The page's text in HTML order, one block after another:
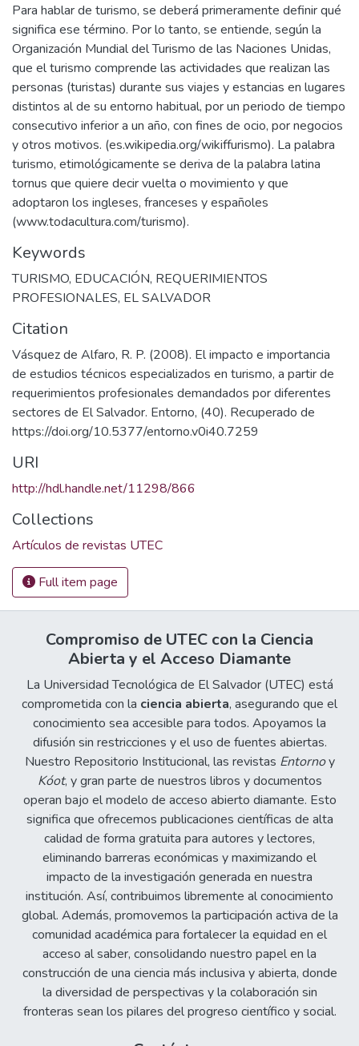
Para hablar de turismo, se deberá primeramente definir qué
significa ese término. Por lo tanto, se entiende, según la
Organización Mundial del Turismo de las Naciones Unidas,
que el turismo comprende las actividades que realizan las
personas (turistas) durante sus viajes y estancias en lugares
distintos al de su entorno habitual, por un periodo de tiempo
consecutivo inferior a un año, con fines de ocio, por negocios
y otros motivos. (es.wikipedia.org/wikiffurismo). La palabra
turismo, etimológicamente se deriva de la palabra latina
tornus que quiere decir vuelta o movimiento y que
adoptaron los ingleses, franceses y españoles
(www.todacultura.com/turismo).
Keywords
TURISMO, EDUCACIÓN, REQUERIMIENTOS
PROFESIONALES, EL SALVADOR
Citation
Vásquez de Alfaro, R. P. (2008). El impacto e importancia
de estudios técnicos especializados en turismo, a partir de
requerimientos profesionales demandados por diferentes
sectores de El Salvador. Entorno, (40). Recuperado de
https://doi.org/10.5377/entorno.v0i40.7259
URI
http://hdl.handle.net/11298/866
Collections
Artículos de revistas UTEC
Full item page
Compromiso de UTEC con la Ciencia
Abierta y el Acceso Diamante
La Universidad Tecnológica de El Salvador (UTEC) está
comprometida con la ciencia abierta, asegurando que el
conocimiento sea accesible para todos. Apoyamos la
difusión sin restricciones y el uso de fuentes abiertas.
Nuestro Repositorio Institucional, las revistas Entornoy
Kóot, y gran parte de nuestros libros y documentos
operan bajo el modelo de acceso abierto diamante. Esto
significa que ofrecemos publicaciones científicas de alta
calidad de forma gratuita para autores y lectores,
eliminando barreras económicas y maximizando el
impacto de la investigación generada en nuestra
institución. Así, contribuimos libremente al conocimiento
global. Además, promovemos la participación activa de la
comunidad académica para fortalecer la equidad en el
acceso al saber, consolidando nuestro papel en la
construcción de una ciencia más inclusiva y abierta, donde
la diversidad de perspectivas y la colaboración sin
fronteras sean los pilares del progreso científico y social.